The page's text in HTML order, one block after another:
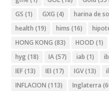
GS (1) GXG (4) harina de
health (19) hims (16)
HONG KONG (83) HOOD (1)
hyg (18) IA(57) iab (1)
IEF(13) IEI (17) IGV(13)
INFLACION (113) Inglaterra